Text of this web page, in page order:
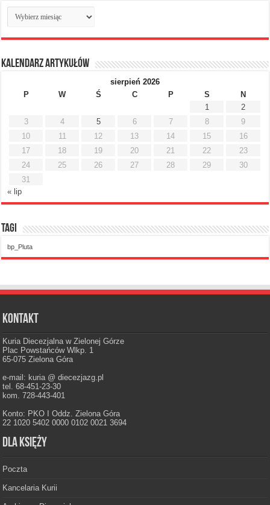
Archiwum
miesięczne
Kalendarz artykułów
sierpień 2026
P
W Ś C P S
N
1
2
3
4 5 6 7 8
9
10
11 12 13 14 15
16
17
18 19 20 21 22
23
24
25 26 27 28 29
30
31
« lip
Tagi
bp_Pluta
Kontakt
Kuria Diecezjalna w Zielonej Górze
Plac Powstańców Wlkp. 1
65-075 Zielona Góra
e-mail: kuria @ diecezjazg.pl
tel. 68-451-23-30
kom. 728-443-401
Konto: PKO I Oddz. Zielona Góra
22 1020 5402 0000 0102 0021 3694
Dla księży
Poczta
Kancelaria Kurii